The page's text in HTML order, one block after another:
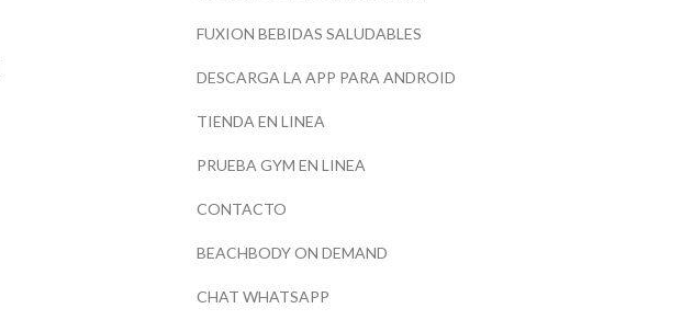
FUXION BEBIDAS SALUDABLES
DESCARGA LA APP PARA ANDROID
TIENDA EN LINEA
PRUEBA GYM EN LINEA
CONTACTO
BEACHBODY ON DEMAND
CHAT WHATSAPP